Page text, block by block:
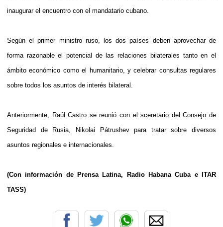
inaugurar el encuentro con el mandatario cubano.
Según el primer ministro ruso, los dos países deben aprovechar de
forma razonable el potencial de las relaciones bilaterales tanto en el
ámbito económico como el humanitario, y celebrar consultas regulares
sobre todos los asuntos de interés bilateral.
Anteriormente, Raúl Castro se reunió con el sceretario del Consejo de
Seguridad de Rusia, Nikolai Pátrushev para tratar sobre diversos
asuntos regionales e internacionales.
(Con información de Prensa Latina, Radio Habana Cuba e ITAR
TASS)